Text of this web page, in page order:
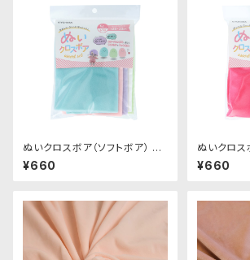
ぬいクロスボア（ソフトボア） ア
ソートセット（パステルカラー）｜
清原株式会社
¥660
ぬいクロス
ソートセット
清原株式会
¥660